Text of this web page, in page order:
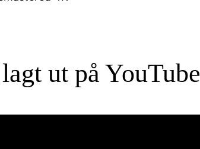
ut på YouTube